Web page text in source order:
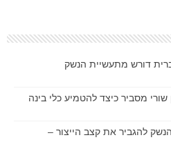
דורש מתעשיית הנשק
מסביר כיצד להטמיע כלי בינה
להגביר את קצב הייצור –